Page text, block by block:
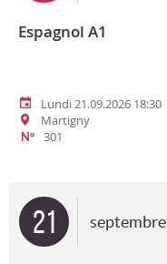
Espagnol A1
Lundi 21.09.2026 18:30
Martigny
N°
301
21 septembre